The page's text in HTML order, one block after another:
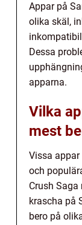
Appar på
olika skäl,
Dessa
apparna.
Vilka
mest
Vissa
och
Crush
krascha på
bero på